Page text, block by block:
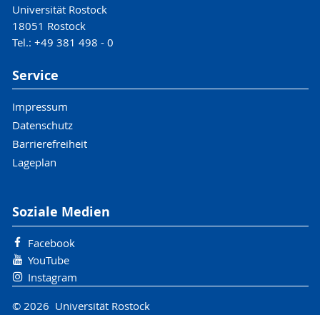
Universität Rostock
18051 Rostock
Tel.: +49 381 498 - 0
Service
Impressum
Datenschutz
Barrierefreiheit
Lageplan
Soziale Medien
Facebook
YouTube
Instagram
© 2026 Universität Rostock